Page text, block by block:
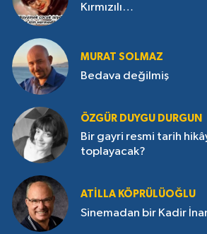
Kırmızılı…
MURAT SOLMAZ
Bedava değilmiş
ÖZGÜR DUYGU DURGUN
Bir gayri resmi tarih
toplayacak?
ATILLA KÖPRÜLÜOĞLU
Sinemadan bir Kadir